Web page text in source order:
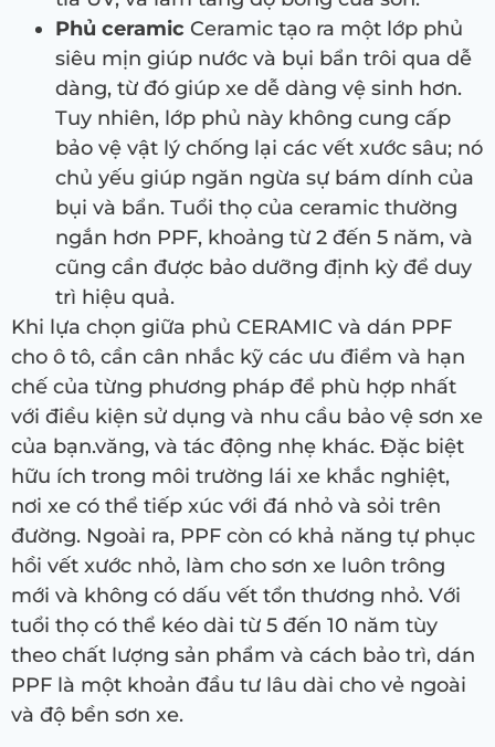
Phủ ceramic Ceramic tạo ra một lớp phủ
siêu mịn giúp nước và bụi bẩn trôi qua dễ
dàng, từ đó giúp xe dễ dàng vệ sinh hơn.
Tuy nhiên, lớp phủ này không cung cấp
bảo vệ vật lý chống lại các vết xước sâu; nó
chủ yếu giúp ngăn ngừa sự bám dính của
bụi và bẩn. Tuổi thọ của ceramic thường
ngắn hơn PPF, khoảng từ 2 đến 5 năm, và
cũng cần được bảo dưỡng định kỳ để duy
trì hiệu quả.
Khi lựa chọn giữa phủ CERAMIC và dán PPF
cho ô tô, cần cân nhắc kỹ các ưu điểm và hạn
chế của từng phương pháp để phù hợp nhất
với điều kiện sử dụng và nhu cầu bảo vệ sơn xe
của bạn.văng, và tác động nhẹ khác. Đặc biệt
hữu ích trong môi trường lái xe khắc nghiệt,
nơi xe có thể tiếp xúc với đá nhỏ và sỏi trên
đường. Ngoài ra, PPF còn có khả năng tự phục
hồi vết xước nhỏ, làm cho sơn xe luôn trông
mới và không có dấu vết tổn thương nhỏ. Với
tuổi thọ có thể kéo dài từ 5 đến 10 năm tùy
theo chất lượng sản phẩm và cách bảo trì, dán
PPF là một khoản đầu tư lâu dài cho vẻ ngoài
và độ bền sơn xe.